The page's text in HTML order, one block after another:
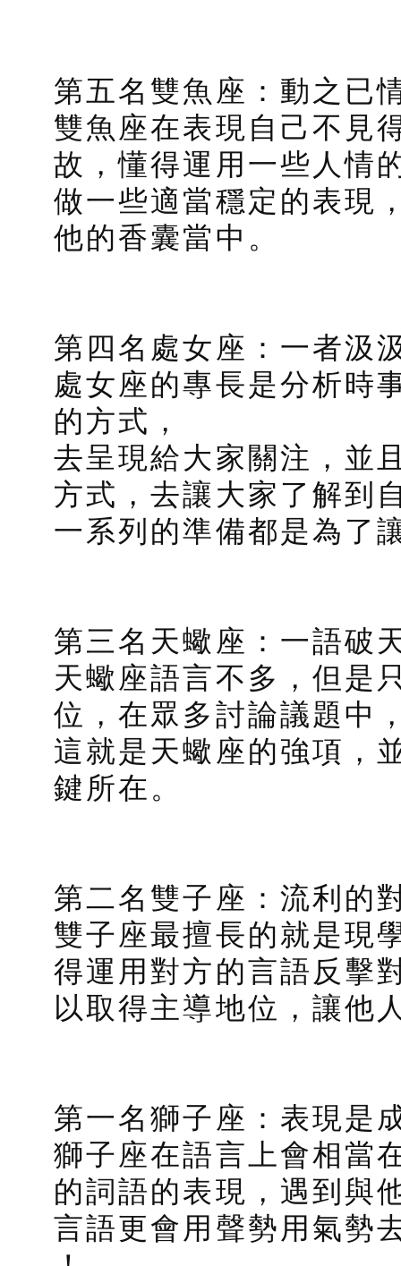
第五名雙魚座：動之已
雙魚座在表現自己不見
故，懂得運用一些人情
做一些適當穩定的表現
他的香囊當中。
第四名處女座：一者汲
處女座的專長是分析時
的方式，
去呈現給大家關注，並
方式，去讓大家了解到
一系列的準備都是為了
第三名天蠍座：一語破
天蠍座語言不多，但是
位，在眾多討論議題中
這就是天蠍座的強項，
鍵所在。
第二名雙子座：流利的
雙子座最擅長的就是現
得運用對方的言語反擊
以取得主導地位，讓他
第一名獅子座：表現是
獅子座在語言上會相當
的詞語的表現，遇到與
言語更會用聲勢用氣勢